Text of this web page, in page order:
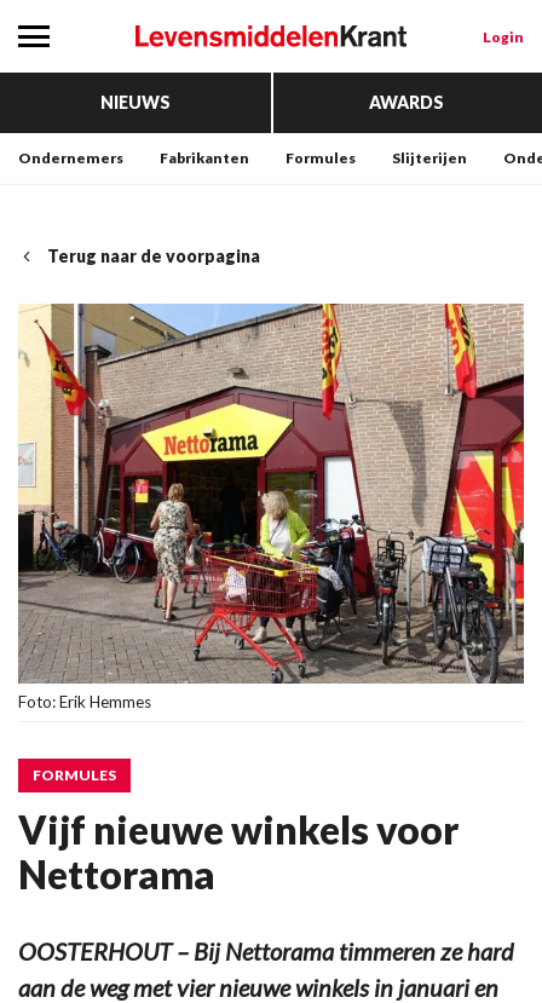
Login
NIEUWS AWARDS
Ondernemers Fabrikanten Formules Slijterijen
Terug naar de voorpagina
Foto: Erik Hemmes
FORMULES
Vijf nieuwe winkels voor
Nettorama
OOSTERHOUT – Bij Nettorama timmeren ze hard
aan de weg met vier nieuwe winkels in januari en